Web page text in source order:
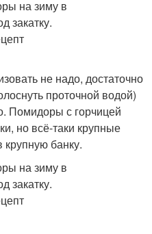
не надо, достаточно
проточной водой)
Помидоры с горчицей
но всё-таки крупные
банку.